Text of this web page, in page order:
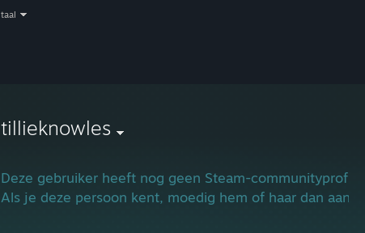
taal
tillieknowles
Deze gebruiker heeft nog geen Steam-communityprofiel.
Als je deze persoon kent, moedig hem of haar dan aan